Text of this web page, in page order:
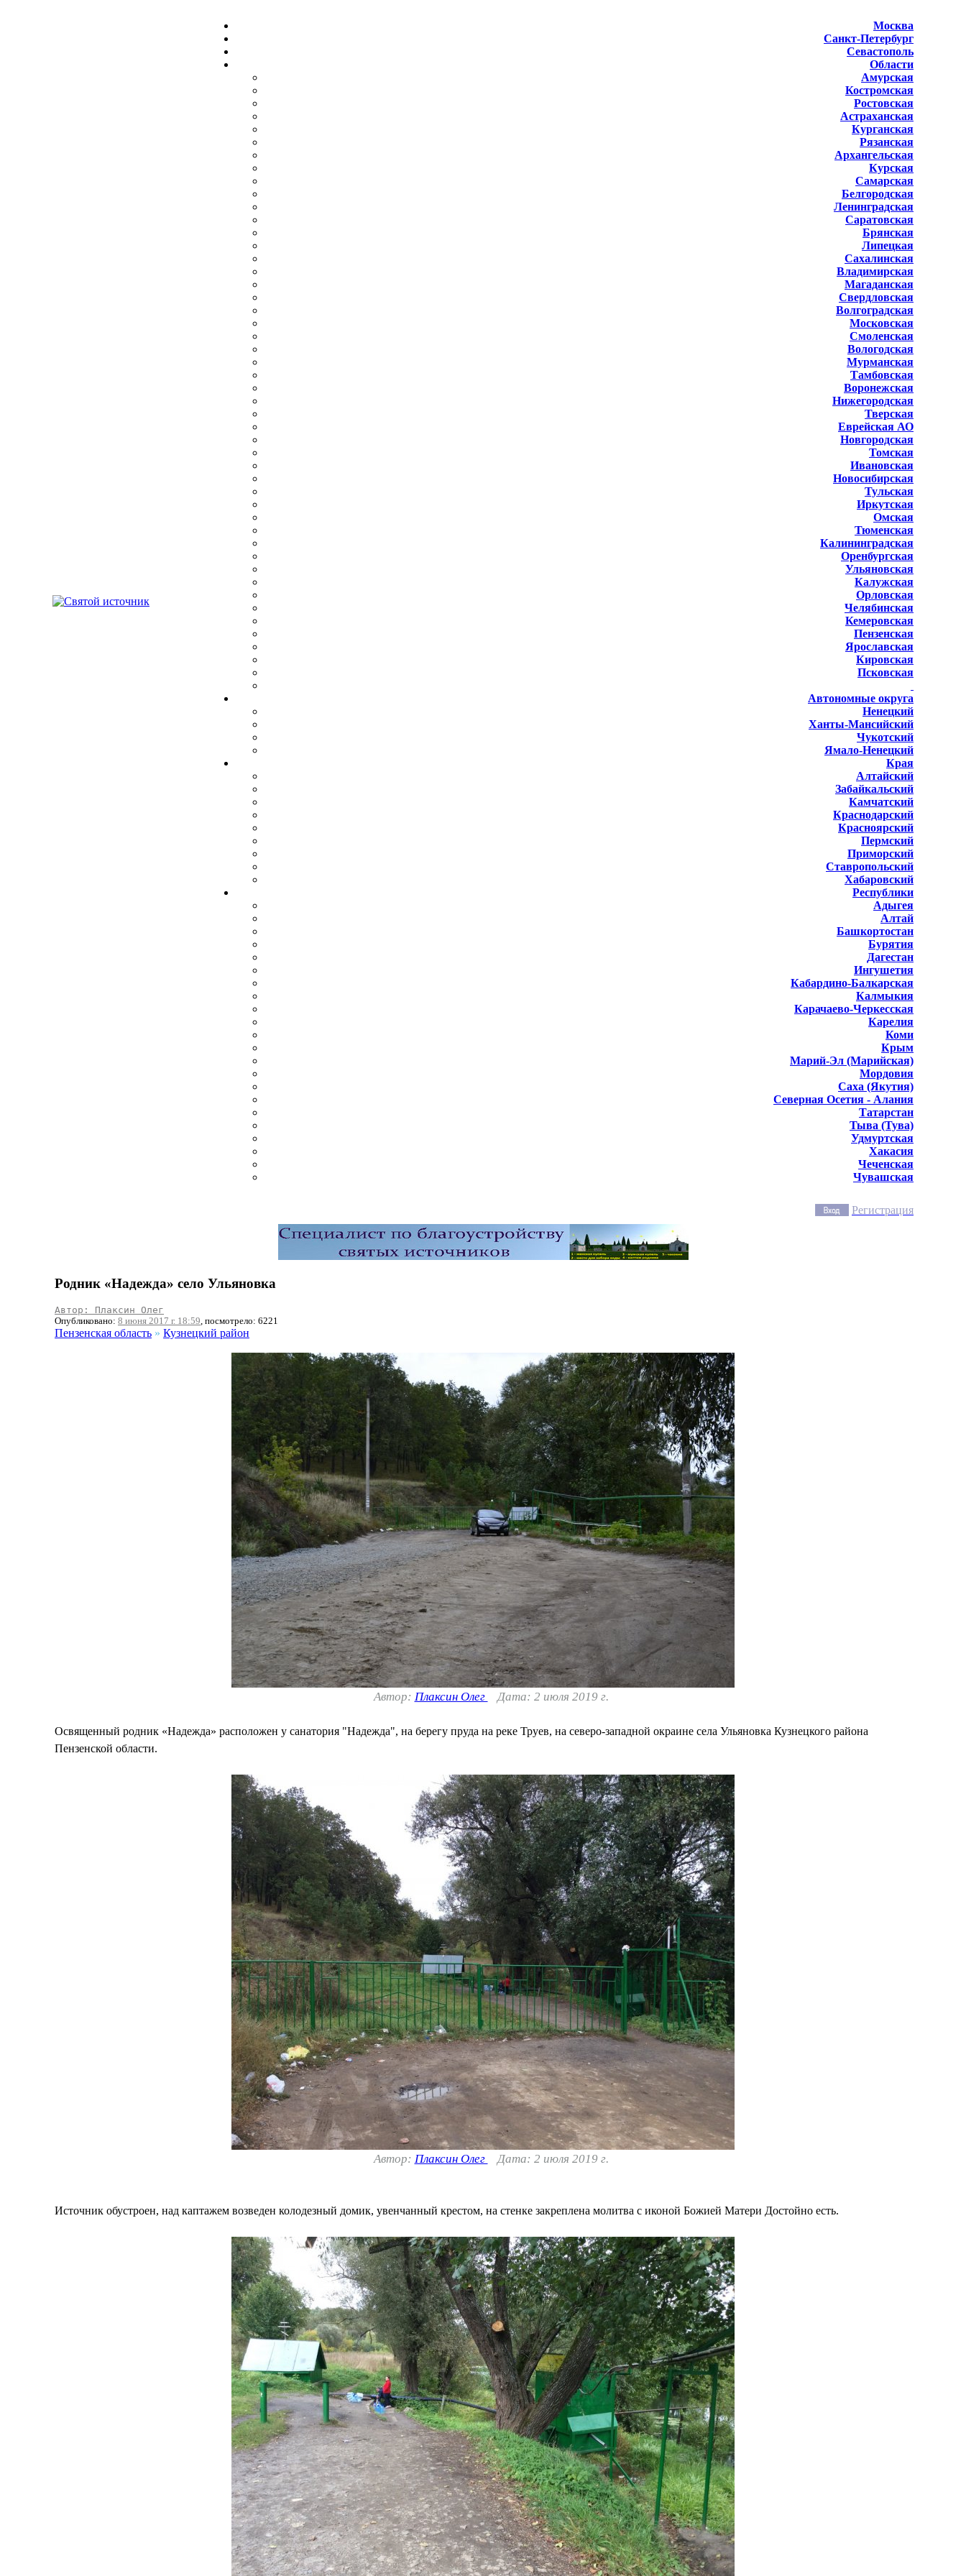
Москва
Санкт-Петербург
Севастополь
Области
Амурская
Костромская
Ростовская
Астраханская
Курганская
Рязанская
Архангельская
Курская
Самарская
Белгородская
Ленинградская
Саратовская
Брянская
Липецкая
Сахалинская
Владимирская
Магаданская
Свердловская
Волгоградская
Московская
Смоленская
Вологодская
Мурманская
Тамбовская
Воронежская
Нижегородская
Тверская
Еврейская АО
Новгородская
Томская
Ивановская
Новосибирская
Тульская
Иркутская
Омская
Тюменская
Калининградская
Оренбургская
Ульяновская
Калужская
Орловская
Челябинская
Кемеровская
Пензенская
Ярославская
Кировская
Псковская
Автономные округа
Ненецкий
Ханты-Мансийский
Чукотский
Ямало-Ненецкий
Края
Алтайский
Забайкальский
Камчатский
Краснодарский
Красноярский
Пермский
Приморский
Ставропольский
Хабаровский
Республики
Адыгея
Алтай
Башкортостан
Бурятия
Дагестан
Ингушетия
Кабардино-Балкарская
Калмыкия
Карачаево-Черкесская
Карелия
Коми
Крым
Марий-Эл (Марийская)
Мордовия
Саха (Якутия)
Северная Осетия - Алания
Татарстан
Тыва (Тува)
Удмуртская
Хакасия
Чеченская
Чувашская
Регистрация
Родник «Надежда» село Ульяновка
Автор: Плаксин Олег
Опубликовано: 8 июня 2017 г. 18:59, посмотрело: 6221
Пензенская область » Кузнецкий район
Автор: Плаксин Олег Дата: 2 июля 2019 г.
Освященный родник «Надежда» расположен у санатория "Надежда", на берегу пруда на реке Труев, на северо-западной окраине села Ульяновка Кузнецкого района
Пензенской области.
Автор: Плаксин Олег Дата: 2 июля 2019 г.
Источник обустроен, над каптажем возведен колодезный домик, увенчанный крестом, на стенке закреплена молитва с иконой Божией Матери Достойно есть.